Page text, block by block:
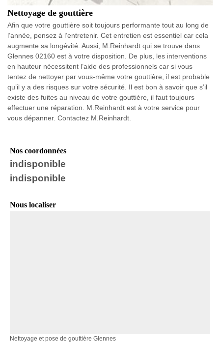
Nettoyage de gouttière
Afin que votre gouttière soit toujours performante tout au long de
l’année, pensez à l’entretenir. Cet entretien est essentiel car cela
augmente sa longévité. Aussi, M.Reinhardt qui se trouve dans
Glennes 02160 est à votre disposition. De plus, les interventions
en hauteur nécessitent l’aide des professionnels car si vous
tentez de nettoyer par vous-même votre gouttière, il est probable
qu’il y a des risques sur votre sécurité. Il est bon à savoir que s’il
existe des fuites au niveau de votre gouttière, il faut toujours
effectuer une réparation. M.Reinhardt est à votre service pour
vous dépanner. Contactez M.Reinhardt.
Nos coordonnées
indisponible
indisponible
Nous localiser
Nettoyage et pose de gouttière Glennes